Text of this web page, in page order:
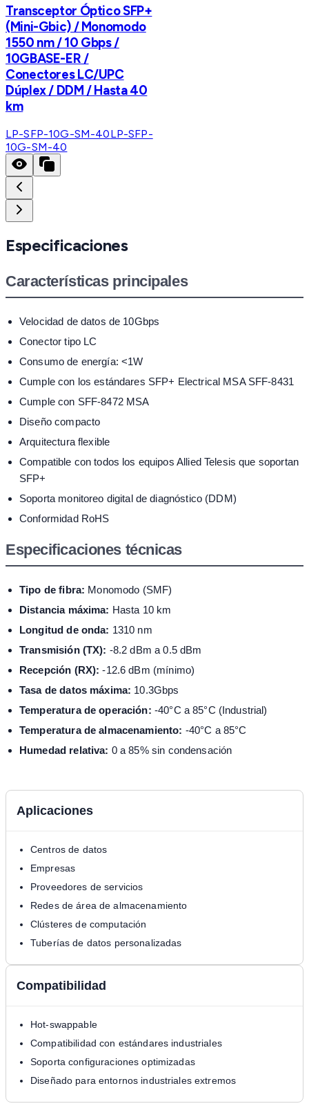
Transceptor Óptico SFP+
(Mini-Gbic) / Monomodo
1550 nm / 10 Gbps /
10GBASE-ER /
Conectores LC/UPC
Dúplex / DDM / Hasta 40
km
LP-SFP-10G-SM-40LP-SFP-
10G-SM-40
Especificaciones
Características principales
Velocidad de datos de 10Gbps
Conector tipo LC
Consumo de energía: <1W
Cumple con los estándares SFP+ Electrical MSA SFF-8431
Cumple con SFF-8472 MSA
Diseño compacto
Arquitectura flexible
Compatible con todos los equipos Allied Telesis que soportan
SFP+
Soporta monitoreo digital de diagnóstico (DDM)
Conformidad RoHS
Especificaciones técnicas
Tipo de fibra: Monomodo (SMF)
Distancia máxima: Hasta 10 km
Longitud de onda: 1310 nm
Transmisión (TX): -8.2 dBm a 0.5 dBm
Recepción (RX): -12.6 dBm (mínimo)
Tasa de datos máxima: 10.3Gbps
Temperatura de operación: -40°C a 85°C (Industrial)
Temperatura de almacenamiento: -40°C a 85°C
Humedad relativa: 0 a 85% sin condensación
Aplicaciones
Centros de datos
Empresas
Proveedores de servicios
Redes de área de almacenamiento
Clústeres de computación
Tuberías de datos personalizadas
Compatibilidad
Hot-swappable
Compatibilidad con estándares industriales
Soporta configuraciones optimizadas
Diseñado para entornos industriales extremos